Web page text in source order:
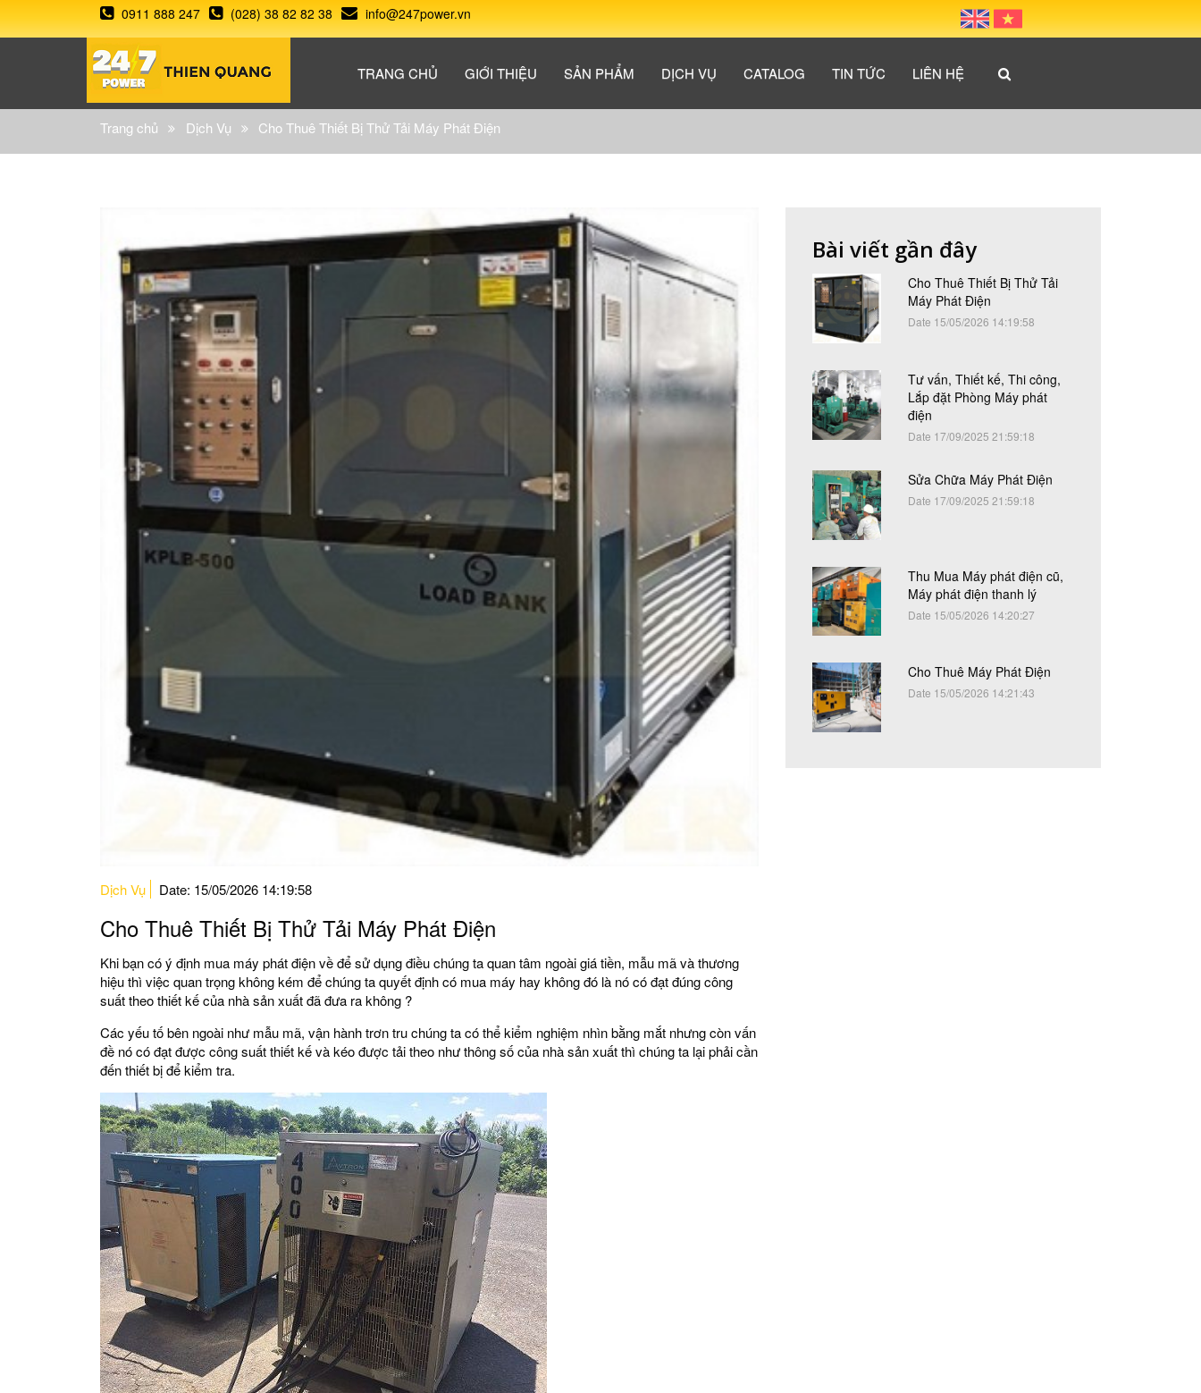
0911 888 247 (028) 38 82 82 38 info@247power.vn
TRANG CHỦ GIỚI THIỆU SẢN PHẨM DỊCH VỤ CATALOG TIN TỨC LIÊN HỆ
Trang chủ Dịch Vụ Cho Thuê Thiết Bị Thử Tải Máy Phát Điện
Dịch Vụ Date: 15/05/2026 14:19:58
Cho Thuê Thiết Bị Thử Tải Máy Phát Điện
Khi bạn có ý định mua máy phát điện về để sử dụng điều chúng ta quan tâm ngoài giá tiền, mẫu mã và thương
hiệu thì việc quan trọng không kém để chúng ta quyết định có mua máy hay không đó là nó có đạt đúng công
suất theo thiết kế của nhà sản xuất đã đưa ra không ?
Các yếu tố bên ngoài như mẫu mã, vận hành trơn tru chúng ta có thể kiểm nghiệm nhìn bằng mắt nhưng còn vấn
đề nó có đạt được công suất thiết kế và kéo được tải theo như thông số của nhà sản xuất thì chúng ta lại phải cần
đến thiết bị để kiểm tra.
Bài viết gần đây
Cho Thuê Thiết Bị Thử Tải
Máy Phát Điện
Date 15/05/2026 14:19:58
Tư vấn, Thiết kế, Thi công,
Lắp đặt Phòng Máy phát
điện
Date 17/09/2025 21:59:18
Sửa Chữa Máy Phát Điện
Date 17/09/2025 21:59:18
Thu Mua Máy phát điện cũ,
Máy phát điện thanh lý
Date 15/05/2026 14:20:27
Cho Thuê Máy Phát Điện
Date 15/05/2026 14:21:43